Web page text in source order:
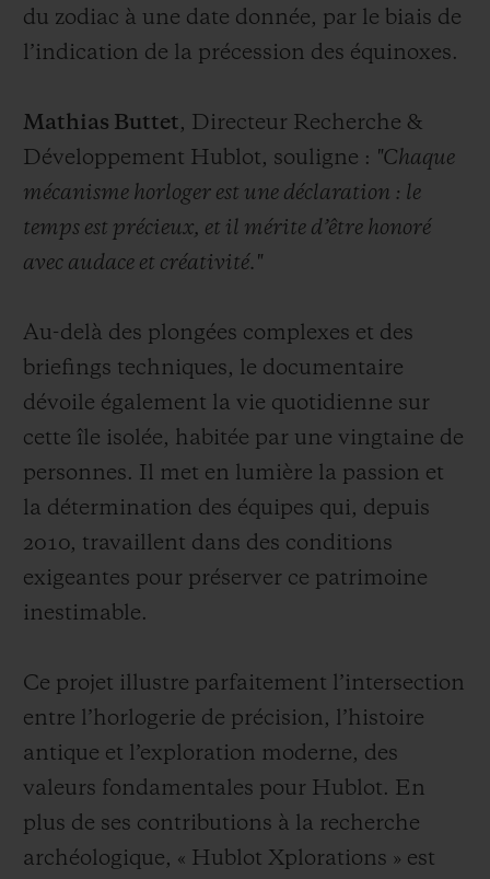
du zodiac à une date donnée, par le biais de
l’indication de la précession des équinoxes.
Mathias Buttet, Directeur Recherche &
Développement Hublot, souligne : "Chaque
mécanisme horloger est une déclaration : le
temps est précieux, et il mérite d’être honoré
avec audace et créativité."
Au-delà des plongées complexes et des
briefings techniques, le documentaire
dévoile également la vie quotidienne sur
cette île isolée, habitée par une vingtaine de
personnes. Il met en lumière la passion et
la détermination des équipes qui, depuis
2010, travaillent dans des conditions
exigeantes pour préserver ce patrimoine
inestimable.
Ce projet illustre parfaitement l’intersection
entre l’horlogerie de précision, l’histoire
antique et l’exploration moderne, des
valeurs fondamentales pour Hublot. En
plus de ses contributions à la recherche
archéologique, « Hublot Xplorations » est